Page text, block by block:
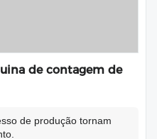
de contagem de
de produção tornam